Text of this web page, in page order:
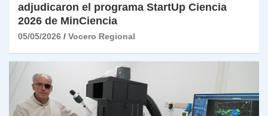
adjudicaron el programa StartUp Ciencia
2026 de MinCiencia
05/05/2026 Vocero Regional